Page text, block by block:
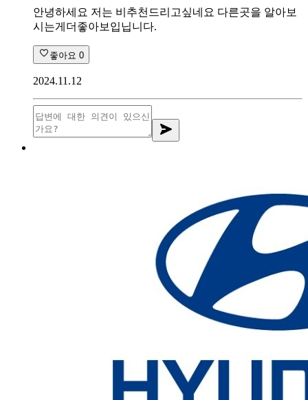
안녕하세요 저는 비추천드리고싶네요 다른곳을 알아보
시는게더좋아보입닙니다.
좋아요 0
2024.11.12